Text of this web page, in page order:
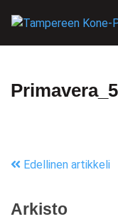
Edellinen artikkeli
Arkisto